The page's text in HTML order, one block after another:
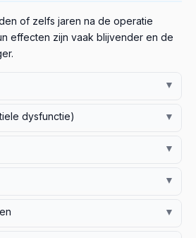
of zelfs jaren na de operatie
effecten zijn vaak blijvender en de
▼
de spieren en zenuwen die de
dysfunctie)
▼
langdurige erectieproblemen
actieve revalidatie kan in die
▼
veroorzaakt. Urologische
▼
de behandeling is
▼